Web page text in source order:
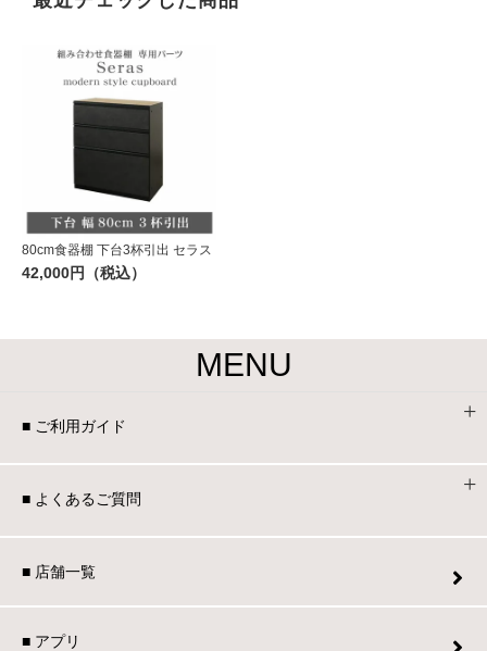
80cm食器棚 下台3杯引出 セラス
42,000円（税込）
MENU
■ ご利用ガイド
■ よくあるご質問
■ 店舗一覧
■ アプリ